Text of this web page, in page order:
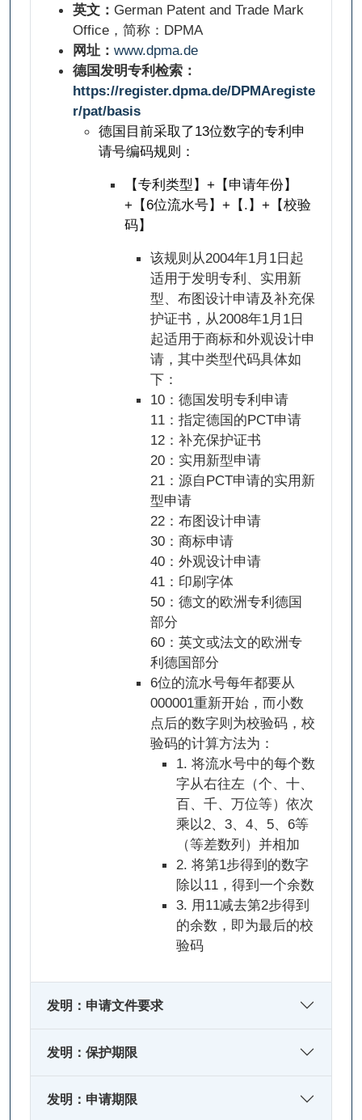
英文： German Patent and Trade Mark
Office，简称：DPMA
网址： www.dpma.de
德国发明专利检索：
https://register.dpma.de/DPMAregiste
r/pat/basis
德国目前采取了13位数字的专利申
请号编码规则：
【专利类型】+【申请年份】
+【6位流水号】+【.】+【校验
码】
该规则从2004年1月1日起
适用于发明专利、实用新
型、布图设计申请及补充保
护证书，从2008年1月1日
起适用于商标和外观设计申
请，其中类型代码具体如
下：
10：德国发明专利申请
11：指定德国的PCT申请
12：补充保护证书
20：实用新型申请
21：源自PCT申请的实用新
型申请
22：布图设计申请
30：商标申请
40：外观设计申请
41：印刷字体
50：德文的欧洲专利德国
部分
60：英文或法文的欧洲专
利德国部分
6位的流水号每年都要从
000001重新开始，而小数
点后的数字则为校验码，校
验码的计算方法为：
1. 将流水号中的每个数
字从右往左（个、十、
百、千、万位等）依次
乘以2、3、4、5、6等
（等差数列）并相加
2. 将第1步得到的数字
除以11，得到一个余数
3. 用11减去第2步得到
的余数，即为最后的校
验码
发明：申请文件要求
发明：保护期限
发明：申请期限